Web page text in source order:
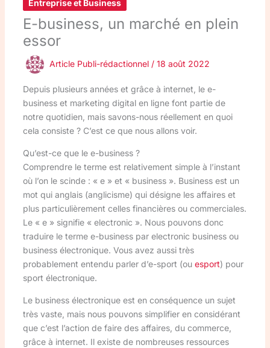
Entreprise et Business
E-business, un marché en plein
essor
Article Publi-rédactionnel / 18 août 2022
Depuis plusieurs années et grâce à internet, le e-
business et marketing digital en ligne font partie de
notre quotidien, mais savons-nous réellement en quoi
cela consiste ? C’est ce que nous allons voir.
Qu’est-ce que le e-business ?
Comprendre le terme est relativement simple à l’instant
où l’on le scinde : « e » et « business ». Business est un
mot qui anglais (anglicisme) qui désigne les affaires et
plus particulièrement celles financières ou commerciales.
Le « e » signifie « electronic ». Nous pouvons donc
traduire le terme e-business par electronic business ou
business électronique. Vous avez aussi très
probablement entendu parler d’e-sport (ou esport) pour
sport électronique.
Le business électronique est en conséquence un sujet
très vaste, mais nous pouvons simplifier en considérant
que c’est l’action de faire des affaires, du commerce,
grâce à internet. Il existe de nombreuses ressources